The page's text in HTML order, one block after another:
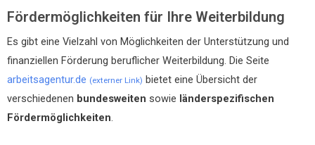
Fördermöglichkeiten für Ihre Weiterbildung
Es gibt eine Vielzahl von Möglichkeiten der Unterstützung und
finanziellen Förderung beruflicher Weiterbildung. Die Seite
arbeitsagentur.de (externer Link) bietet eine Übersicht der
verschiedenen bundesweiten sowie länderspezifischen
Fördermöglichkeiten.